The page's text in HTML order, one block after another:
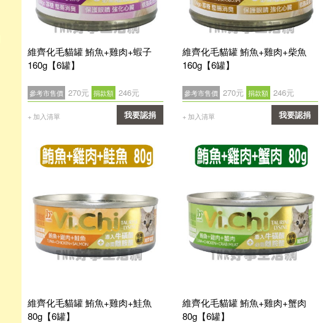
維齊化毛貓罐 鮪魚+雞肉+蝦子
160g【6罐】
參考市售價 270元 捐款額 246元
+ 加入清單 我要認捐
維齊化毛貓罐 鮪魚+雞肉+柴魚
160g【6罐】
參考市售價 270元 捐款額 246元
+ 加入清單 我要認捐
維齊化毛貓罐 鮪魚+雞肉+鮭魚
80g【6罐】
維齊化毛貓罐 鮪魚+雞肉+蟹肉
80g【6罐】